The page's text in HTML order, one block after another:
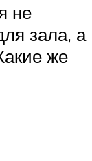
не
зала, а
же